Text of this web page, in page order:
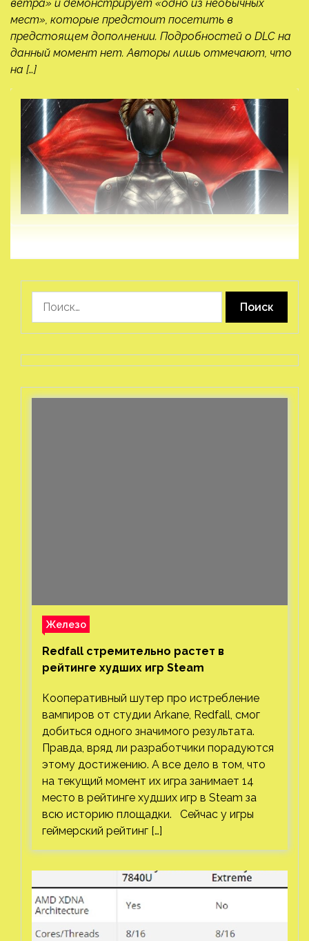
ветра» и демонстрирует «одно из необычных
мест», которые предстоит посетить в
предстоящем дополнении. Подробностей о DLC на
данный момент нет. Авторы лишь отмечают, что
на […]
Железо
Redfall стремительно растет в
рейтинге худших игр Steam
Кооперативный шутер про истребление
вампиров от студии Arkane, Redfall, смог
добиться одного значимого результата.
Правда, вряд ли разработчики порадуются
этому достижению. А все дело в том, что
на текущий момент их игра занимает 14
место в рейтинге худших игр в Steam за
всю историю площадки. Сейчас у игры
геймерский рейтинг […]